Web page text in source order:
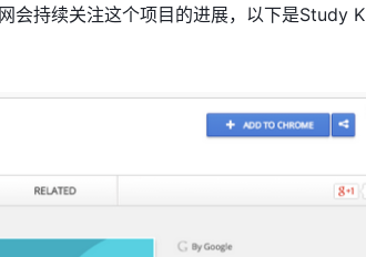
会持续关注这个项目的进展，以下是Study